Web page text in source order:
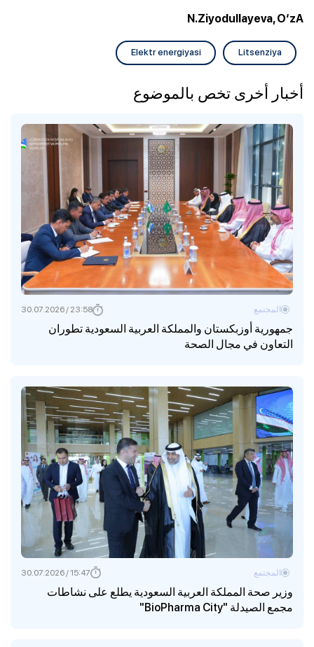
N.Ziyodullayeva, O‘zA
Litsenziya
Elektr energiyasi
أخبار أخرى تخص بالموضوع
جمهورية أوزبكستان والمملكة العربية السعودية تطوران
التعاون في مجال الصحة
المجتمع 23:58 / 30.07.2026
وزير صحة المملكة العربية السعودية يطلع على نشاطات
مجمع الصيدلة "BioPharma City"
المجتمع 15:47 / 30.07.2026